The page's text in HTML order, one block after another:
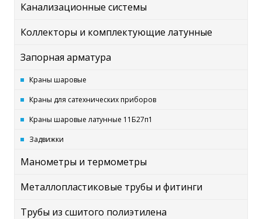
Канализационные системы
Коллекторы и комплектующие латунные
Запорная арматура
Краны шаровые
Краны для сатехнических приборов
Краны шаровые латунные 11Б27п1
Задвижки
Манометры и термометры
Металлопластиковые трубы и фитинги
Трубы из сшитого полиэтилена